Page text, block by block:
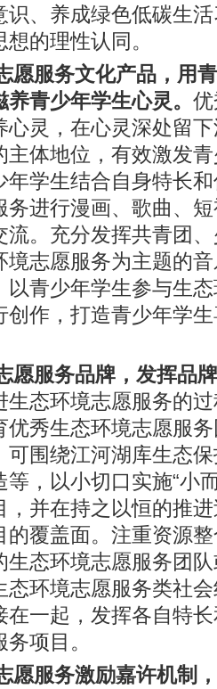
识、养成绿色低碳生
的理性认同。
愿服务文化产品，用
青少年学生心灵。
心灵，在心灵深处留
主体地位，有效激发
年学生结合自身特长
务进行漫画、歌曲、
流。充分发挥共青团
境志愿服务为主题的
以青少年学生参与生
创作，打造青少年学
愿服务品牌，发挥品
生态环境志愿服务的
优秀生态环境志愿服
可围绕江河湖库生态
，以小切口实施“小
，并在持之以恒的推
的覆盖面。注重资源
生态环境志愿服务团
态环境志愿服务类社
在一起，发挥各自特
项目。
愿服务激励嘉许机制